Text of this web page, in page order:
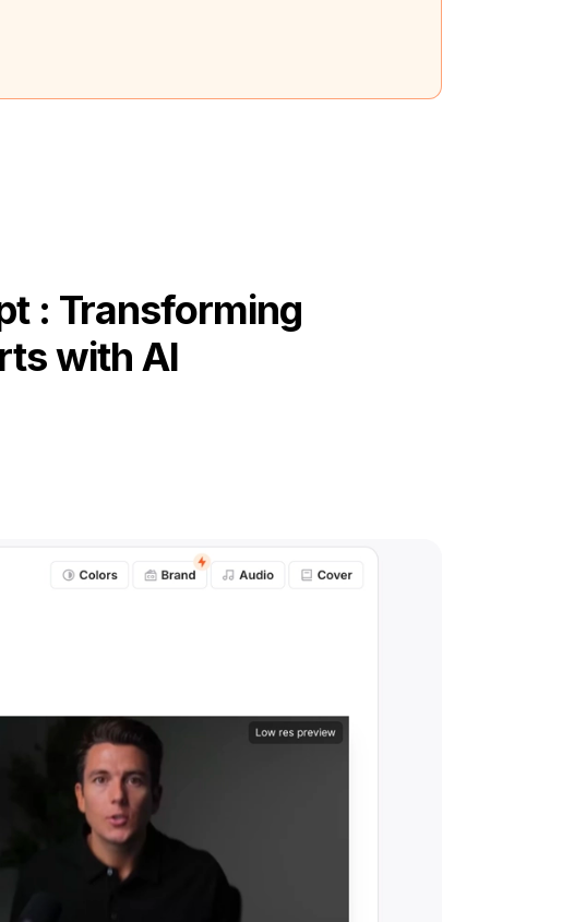
: Transforming
with AI